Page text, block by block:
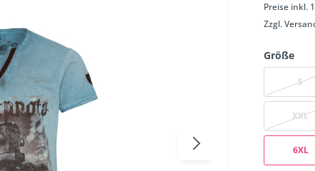
Preise inkl.
Zzgl.
Größe
S
XXL
6XL